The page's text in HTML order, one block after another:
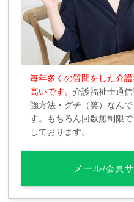
毎年多くの質問をした介
高いです。介護福祉士通
強方法・グチ（笑）なん
す。もちろん回数無制限
しております。
メール/会員